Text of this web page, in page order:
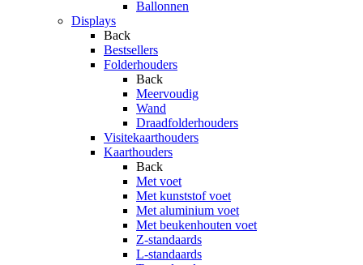
Ballonnen
Displays
Back
Bestsellers
Folderhouders
Back
Meervoudig
Wand
Draadfolderhouders
Visitekaarthouders
Kaarthouders
Back
Met voet
Met kunststof voet
Met aluminium voet
Met beukenhouten voet
Z-standaards
L-standaards